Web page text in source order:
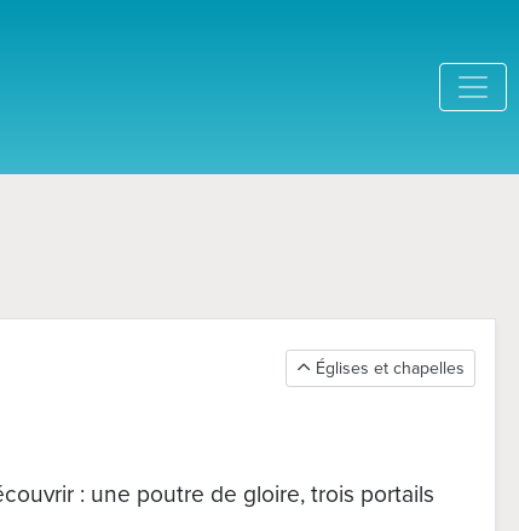
Églises et chapelles
: une poutre de gloire, trois portails